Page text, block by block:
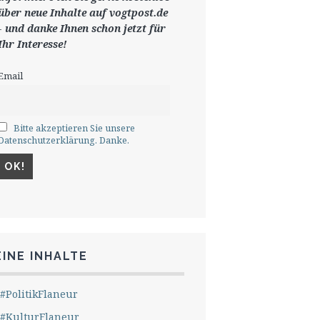
ber neue Inhalte auf vogtpost.de
und danke Ihnen schon jetzt für
Interesse!
Bitte akzeptieren Sie unsere
Danke.
INHALTE
#PolitikFlaneur
#KulturFlaneur